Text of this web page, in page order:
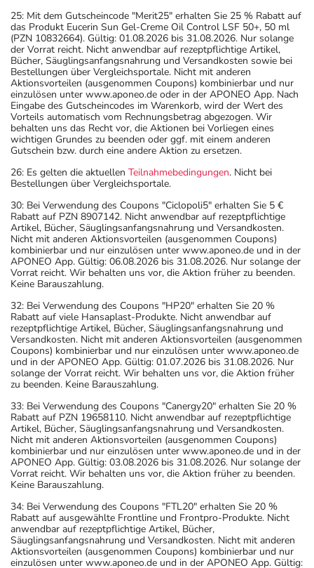
25: Mit dem Gutscheincode "Merit25" erhalten Sie 25 % Rabatt auf
das Produkt Eucerin Sun Gel-Creme Oil Control LSF 50+, 50 ml
(PZN 10832664). Gültig: 01.08.2026 bis 31.08.2026. Nur solange
der Vorrat reicht. Nicht anwendbar auf rezeptpflichtige Artikel,
Bücher, Säuglingsanfangsnahrung und Versandkosten sowie bei
Bestellungen über Vergleichsportale. Nicht mit anderen
Aktionsvorteilen (ausgenommen Coupons) kombinierbar und nur
einzulösen unter www.aponeo.de oder in der APONEO App. Nach
Eingabe des Gutscheincodes im Warenkorb, wird der Wert des
Vorteils automatisch vom Rechnungsbetrag abgezogen. Wir
behalten uns das Recht vor, die Aktionen bei Vorliegen eines
wichtigen Grundes zu beenden oder ggf. mit einem anderen
Gutschein bzw. durch eine andere Aktion zu ersetzen.
26: Es gelten die aktuellen Teilnahmebedingungen. Nicht bei
Bestellungen über Vergleichsportale.
30: Bei Verwendung des Coupons "Ciclopoli5" erhalten Sie 5 €
Rabatt auf PZN 8907142. Nicht anwendbar auf rezeptpflichtige
Artikel, Bücher, Säuglingsanfangsnahrung und Versandkosten.
Nicht mit anderen Aktionsvorteilen (ausgenommen Coupons)
kombinierbar und nur einzulösen unter www.aponeo.de und in der
APONEO App. Gültig: 06.08.2026 bis 31.08.2026. Nur solange der
Vorrat reicht. Wir behalten uns vor, die Aktion früher zu beenden.
Keine Barauszahlung.
32: Bei Verwendung des Coupons "HP20" erhalten Sie 20 %
Rabatt auf viele Hansaplast-Produkte. Nicht anwendbar auf
rezeptpflichtige Artikel, Bücher, Säuglingsanfangsnahrung und
Versandkosten. Nicht mit anderen Aktionsvorteilen (ausgenommen
Coupons) kombinierbar und nur einzulösen unter www.aponeo.de
und in der APONEO App. Gültig: 01.07.2026 bis 31.08.2026. Nur
solange der Vorrat reicht. Wir behalten uns vor, die Aktion früher
zu beenden. Keine Barauszahlung.
33: Bei Verwendung des Coupons "Canergy20" erhalten Sie 20 %
Rabatt auf PZN 19658110. Nicht anwendbar auf rezeptpflichtige
Artikel, Bücher, Säuglingsanfangsnahrung und Versandkosten.
Nicht mit anderen Aktionsvorteilen (ausgenommen Coupons)
kombinierbar und nur einzulösen unter www.aponeo.de und in der
APONEO App. Gültig: 03.08.2026 bis 31.08.2026. Nur solange der
Vorrat reicht. Wir behalten uns vor, die Aktion früher zu beenden.
Keine Barauszahlung.
34: Bei Verwendung des Coupons "FTL20" erhalten Sie 20 %
Rabatt auf ausgewählte Frontline und Frontpro-Produkte. Nicht
anwendbar auf rezeptpflichtige Artikel, Bücher,
Säuglingsanfangsnahrung und Versandkosten. Nicht mit anderen
Aktionsvorteilen (ausgenommen Coupons) kombinierbar und nur
einzulösen unter www.aponeo.de und in der APONEO App. Gültig: